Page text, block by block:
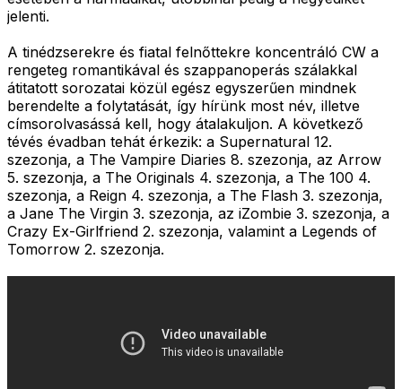
jelenti.
A tinédzserekre és fiatal felnőttekre koncentráló CW a
rengeteg romantikával és szappanoperás szálakkal
átitatott sorozatai közül egész egyszerűen mindnek
berendelte a folytatását, így hírünk most név, illetve
címsorolvasássá kell, hogy átalakuljon. A következő
tévés évadban tehát érkezik: a Supernatural 12.
szezonja, a The Vampire Diaries 8. szezonja, az Arrow
5. szezonja, a The Originals 4. szezonja, a The 100 4.
szezonja, a Reign 4. szezonja, a The Flash 3. szezonja,
a Jane The Virgin 3. szezonja, az iZombie 3. szezonja, a
Crazy Ex-Girlfriend 2. szezonja, valamint a Legends of
Tomorrow 2. szezonja.